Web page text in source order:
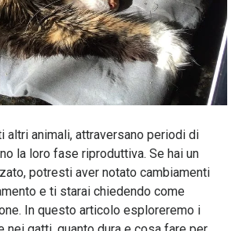
altri animali, attraversano periodi di
la loro fase riproduttiva. Se hai un
potresti aver notato cambiamenti
e ti starai chiedendo come
In questo articolo esploreremo i